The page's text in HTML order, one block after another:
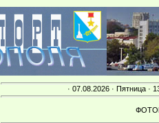
· 07.08.2026 · Пятница ·